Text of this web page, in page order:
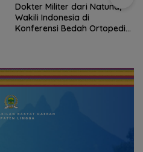
Dokter Militer dari Natuna,
Wakili Indonesia di
Konferensi Bedah Ortopedi